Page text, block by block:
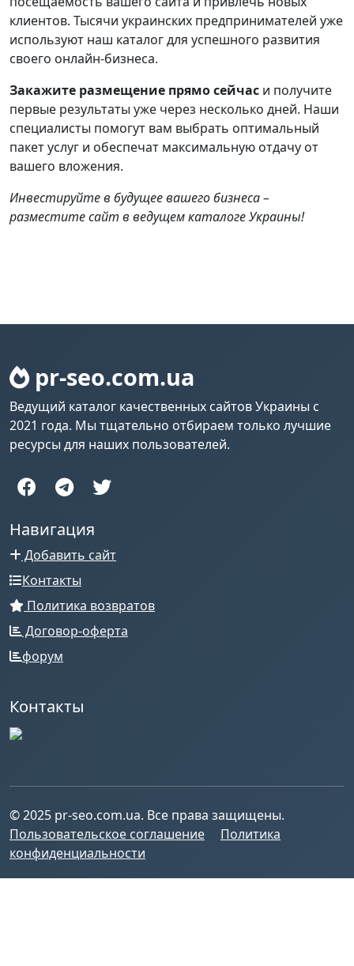
клиентов. Тысячи украинских предпринимателей уже
используют наш каталог для успешного развития
своего онлайн-бизнеса.
Закажите размещение прямо сейчас и получите
первые результаты уже через несколько дней. Наши
специалисты помогут вам выбрать оптимальный
пакет услуг и обеспечат максимальную отдачу от
вашего вложения.
Инвестируйте в будущее вашего бизнеса –
разместите сайт в ведущем каталоге Украины!
pr-seo.com.ua
Ведущий каталог качественных сайтов Украины с
2021 года. Мы тщательно отбираем только лучшие
ресурсы для наших пользователей.
Навигация
Добавить сайт
Контакты
Политика возвратов
Договор-оферта
форум
Контакты
© 2025 pr-seo.com.ua. Все права защищены.
Пользовательское соглашение
Политика
конфиденциальности